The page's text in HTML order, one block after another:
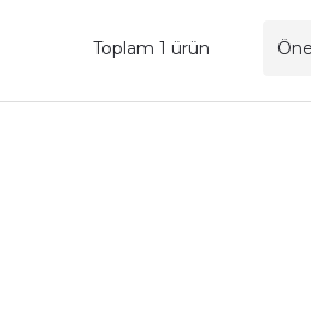
Toplam 1 ürün